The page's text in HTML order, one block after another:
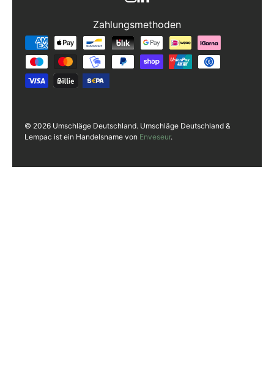
Zahlungsmethoden
Zahlungsmethoden
© 2026 Umschläge Deutschland. Umschläge Deutschland &
Lempac ist ein Handelsname von Enveseur.